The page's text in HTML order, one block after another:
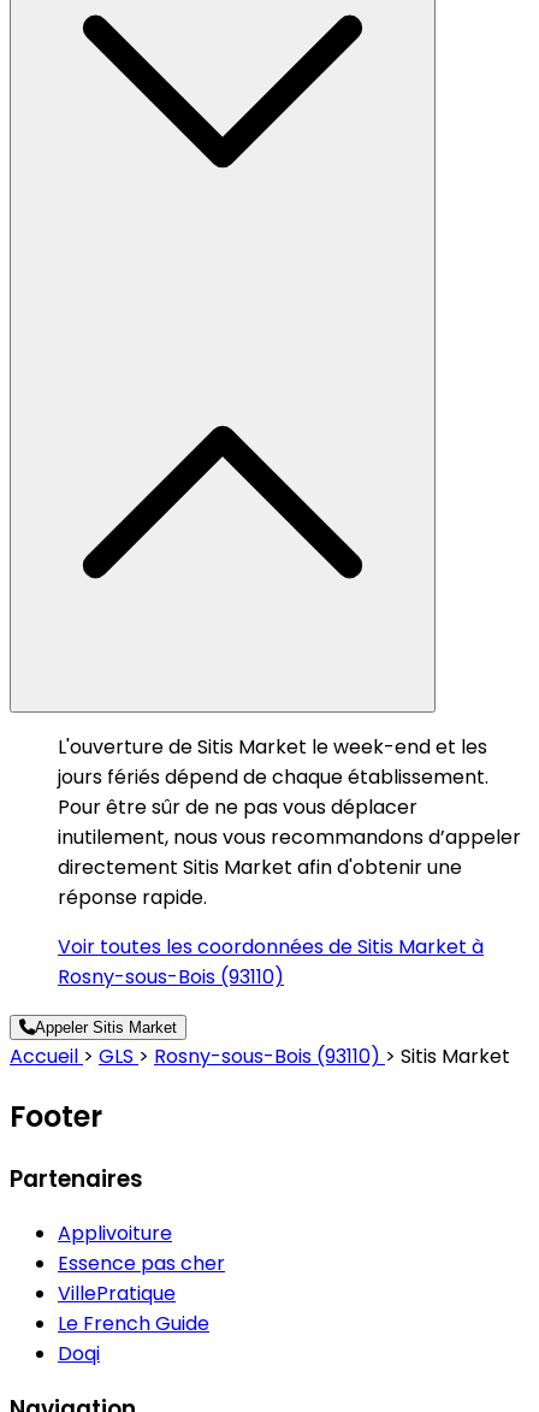
L'ouverture de Sitis Market le week-end et les
jours fériés dépend de chaque établissement.
Pour être sûr de ne pas vous déplacer
inutilement, nous vous recommandons d’appeler
directement Sitis Market afin d'obtenir une
réponse rapide.
Voir toutes les coordonnées de Sitis Market à
Rosny-sous-Bois (93110)
Appeler Sitis Market
Accueil > GLS > Rosny-sous-Bois (93110) > Sitis Market
Footer
Partenaires
Applivoiture
Essence pas cher
VillePratique
Le French Guide
Doqi